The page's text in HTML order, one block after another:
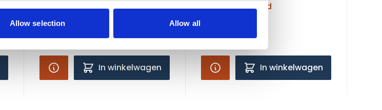
Allow selection Allow all
Niet op voorraad
In winkelwagen
Niet op voorraad
In winkelwagen